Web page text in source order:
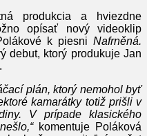
produkcia a hviezdne
opísať nový videoklip
k piesni Nafrněná.
debut, ktorý produkuje Jan
plán, ktorý nemohol byť
kamarátky totiž prišli v
V prípade klasického
komentuje Poláková